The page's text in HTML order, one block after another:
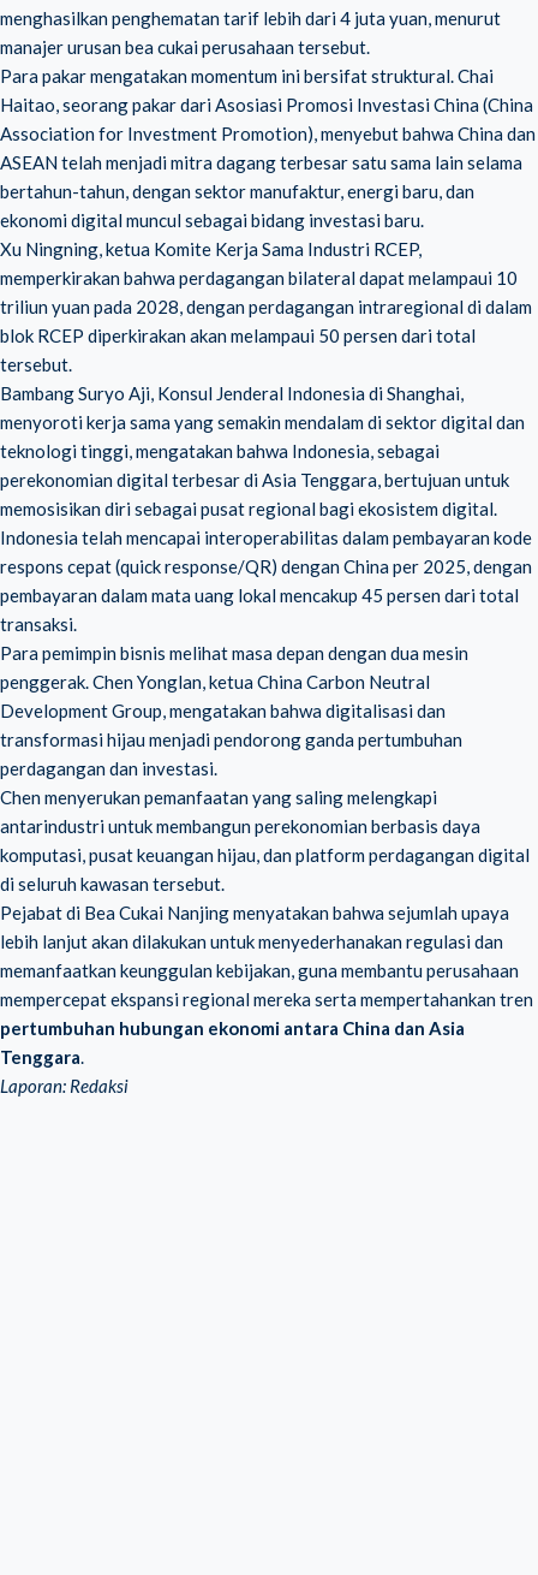
menghasilkan penghematan tarif lebih dari 4 juta yuan, menurut
manajer urusan bea cukai perusahaan tersebut.
Para pakar mengatakan momentum ini bersifat struktural. Chai
Haitao, seorang pakar dari Asosiasi Promosi Investasi China (China
Association for Investment Promotion), menyebut bahwa China dan
ASEAN telah menjadi mitra dagang terbesar satu sama lain selama
bertahun-tahun, dengan sektor manufaktur, energi baru, dan
ekonomi digital muncul sebagai bidang investasi baru.
Xu Ningning, ketua Komite Kerja Sama Industri RCEP,
memperkirakan bahwa perdagangan bilateral dapat melampaui 10
triliun yuan pada 2028, dengan perdagangan intraregional di dalam
blok RCEP diperkirakan akan melampaui 50 persen dari total
tersebut.
Bambang Suryo Aji, Konsul Jenderal Indonesia di Shanghai,
menyoroti kerja sama yang semakin mendalam di sektor digital dan
teknologi tinggi, mengatakan bahwa Indonesia, sebagai
perekonomian digital terbesar di Asia Tenggara, bertujuan untuk
memosisikan diri sebagai pusat regional bagi ekosistem digital.
Indonesia telah mencapai interoperabilitas dalam pembayaran kode
respons cepat (quick response/QR) dengan China per 2025, dengan
pembayaran dalam mata uang lokal mencakup 45 persen dari total
transaksi.
Para pemimpin bisnis melihat masa depan dengan dua mesin
penggerak. Chen Yonglan, ketua China Carbon Neutral
Development Group, mengatakan bahwa digitalisasi dan
transformasi hijau menjadi pendorong ganda pertumbuhan
perdagangan dan investasi.
Chen menyerukan pemanfaatan yang saling melengkapi
antarindustri untuk membangun perekonomian berbasis daya
komputasi, pusat keuangan hijau, dan platform perdagangan digital
di seluruh kawasan tersebut.
Pejabat di Bea Cukai Nanjing menyatakan bahwa sejumlah upaya
lebih lanjut akan dilakukan untuk menyederhanakan regulasi dan
memanfaatkan keunggulan kebijakan, guna membantu perusahaan
mempercepat ekspansi regional mereka serta mempertahankan tren
pertumbuhan hubungan ekonomi antara China dan Asia
Tenggara.
Laporan: Redaksi